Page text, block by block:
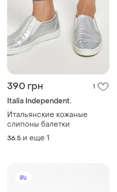
390 грн 1
Italia Independent.
Итальянские кожаные
слипоны балетки
36.5 и еще 1